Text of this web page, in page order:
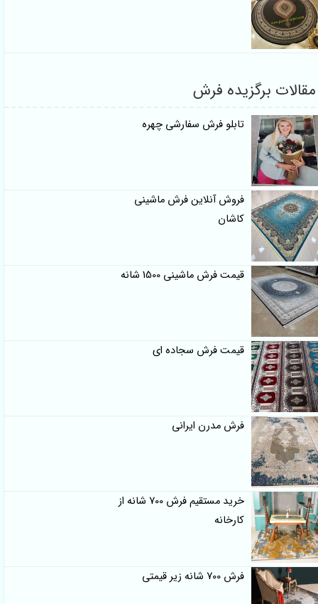
مقالات برگزیده فرش
تابلو فرش سفارشی چهره
فروش آنلاین فرش ماشینی
کاشان
قیمت فرش ماشینی 1500 شانه
قیمت فرش سجاده ای
فرش مدرن ایرانی
خرید مستقیم فرش 700 شانه از
کارخانه
فرش 700 شانه زیر قیمتی